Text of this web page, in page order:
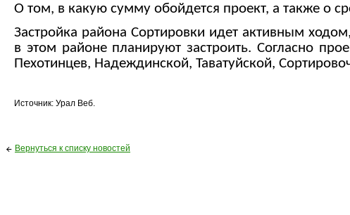
О том, в какую сумму обойдется проект, а также о
Застройка района Сортировки идет активным
в этом районе планируют застроить. Согласно
Пехотинцев, Надеждинской, Таватуйской,
Источник: Урал Веб.
Вернуться к списку новостей